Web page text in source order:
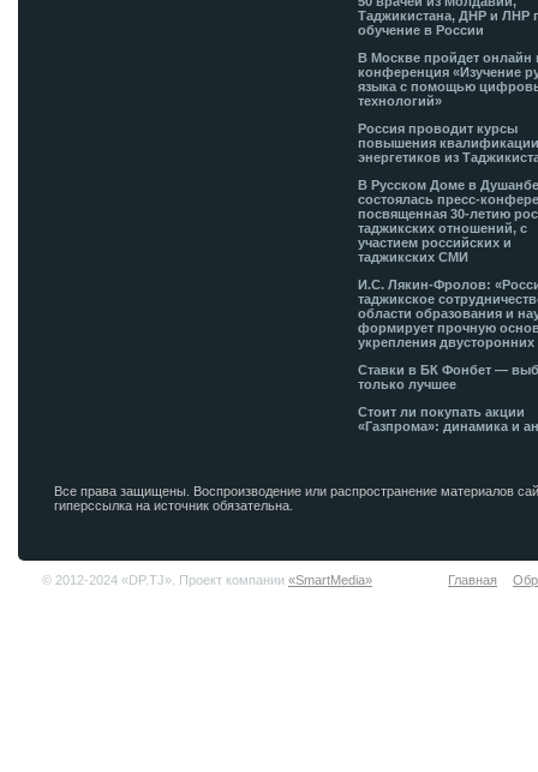
Таджикистана, ДНР и ЛНР
обучение в России
В Москве пройдет онлайн
конференция «Изучение
языка с помощью
технологий»
Россия проводит курсы
повышения
энергетиков из
В Русском Доме в
состоялась пресс-
посвященная 30-летию
таджикских отношений, с
участием российских и
таджикских СМИ
И.С. Лякин-Фролов:
таджикское
области образования и
формирует прочную
укрепления двусторонних
Ставки в БК Фонбет —
только лучшее
Стоит ли покупать акции
«Газпрома»: динамика и
Все права защищены. Воспроизводение или распространение материалов
гиперссылка на источник обязательна.
© 2012-2024 «DP.TJ». Проект компании «SmartMedia» Главная